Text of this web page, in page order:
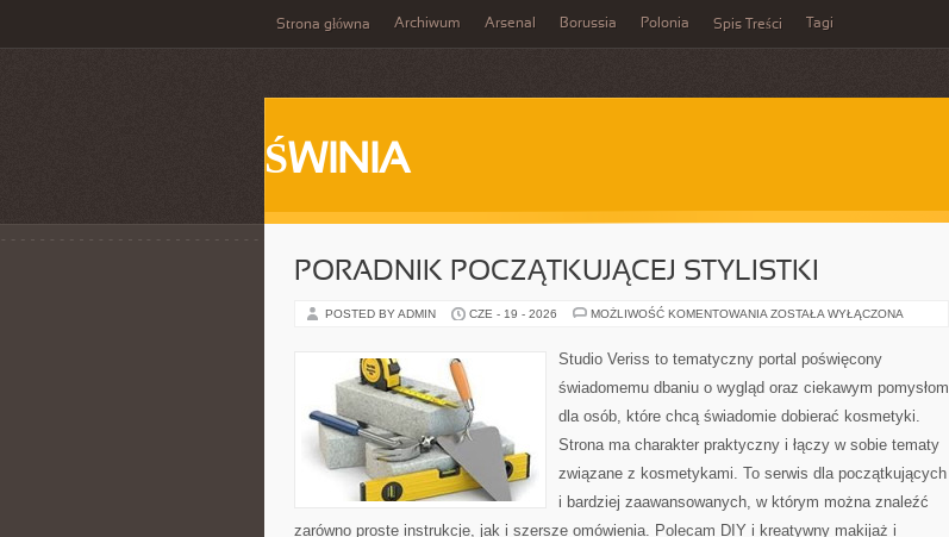
Strona główna Archiwum Arsenal Borussia Polonia Spis Treści Tagi
ŚWINIA
PORADNIK POCZĄTKUJĄCEJ STYLISTKI
POSTED BY ADMIN CZE - 19 - 2026 MOŻLIWOŚĆ KOMENTOWANIA PORADNIK
ZOSTAŁA WYŁĄCZONA
Studio Veriss to tematyczny portal poświęcony
świadomemu dbaniu o wygląd oraz ciekawym pomysłom
dla osób, które chcą świadomie dobierać kosmetyki.
Strona ma charakter praktyczny i łączy w sobie tematy
związane z kosmetykami. To serwis dla początkujących
i bardziej zaawansowanych, w którym można znaleźć
zarówno proste instrukcje, jak i szersze omówienia. Polecam DIY i kreatywny makijaż i